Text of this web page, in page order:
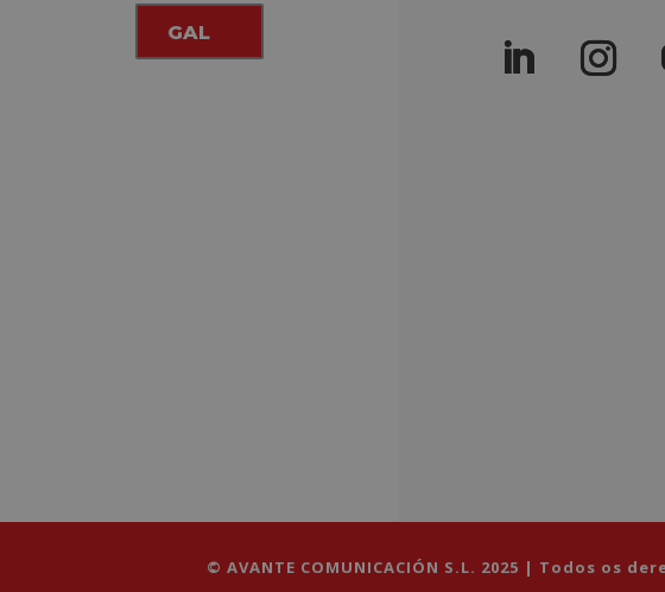
GAL
© AVANTE COMUNICACIÓN S.L. 2025 | Todos os